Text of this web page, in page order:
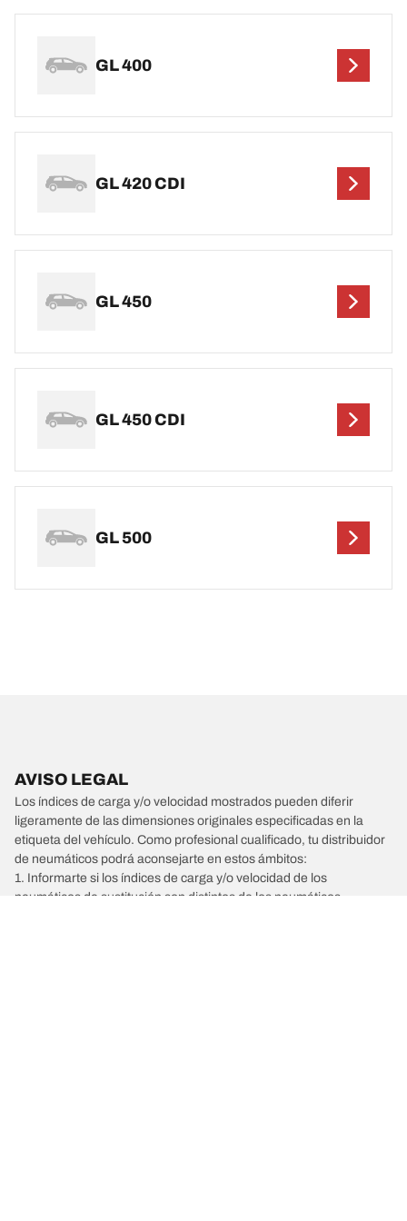
GL 400
GL 420 CDI
GL 450
GL 450 CDI
GL 500
AVISO LEGAL
Los índices de carga y/o velocidad mostrados pueden diferir
ligeramente de las dimensiones originales especificadas en la
etiqueta del vehículo. Como profesional cualificado, tu distribuidor
de neumáticos podrá aconsejarte en estos ámbitos:
1. Informarte si los índices de carga y/o velocidad de los
neumáticos de sustitución son distintos de los neumáticos